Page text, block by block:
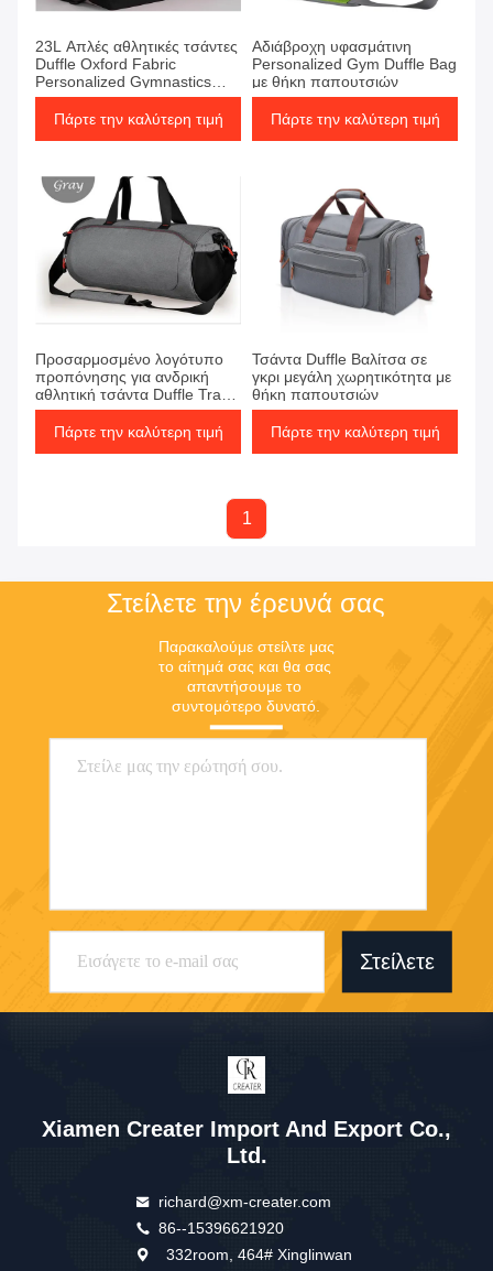
23L Απλές αθλητικές τσάντες
Duffle Oxford Fabric
Personalized Gymnastics
Duffle Bags
Πάρτε την καλύτερη τιμή
Αδιάβροχη υφασμάτινη
Personalized Gym Duffle Bag
με θήκη παπουτσιών
Πάρτε την καλύτερη τιμή
Προσαρμοσμένο λογότυπο
προπόνησης για ανδρική
αθλητική τσάντα Duffle Travel
με δικτυωτή τσέπη
ποδοσφαίρου
Πάρτε την καλύτερη τιμή
Τσάντα Duffle Βαλίτσα σε
γκρι μεγάλη χωρητικότητα με
θήκη παπουτσιών
Πάρτε την καλύτερη τιμή
1
Στείλετε την έρευνά σας
Παρακαλούμε στείλτε μας
το αίτημά σας και θα σας
απαντήσουμε το
συντομότερο δυνατό.
Στείλετε
Xiamen Creater Import And Export Co.,
Ltd.
richard@xm-creater.com
86--15396621920
332room, 464# Xinglinwan